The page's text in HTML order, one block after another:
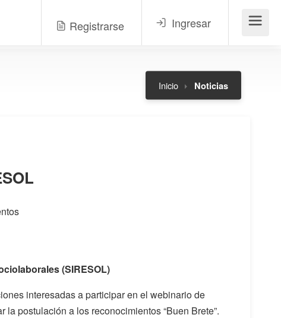
Registrarse Ingresar Menú
Inicio Noticias
(SIRESOL)
interesadas a participar en el webinario de
postulación a los reconocimientos “Buen Brete”.